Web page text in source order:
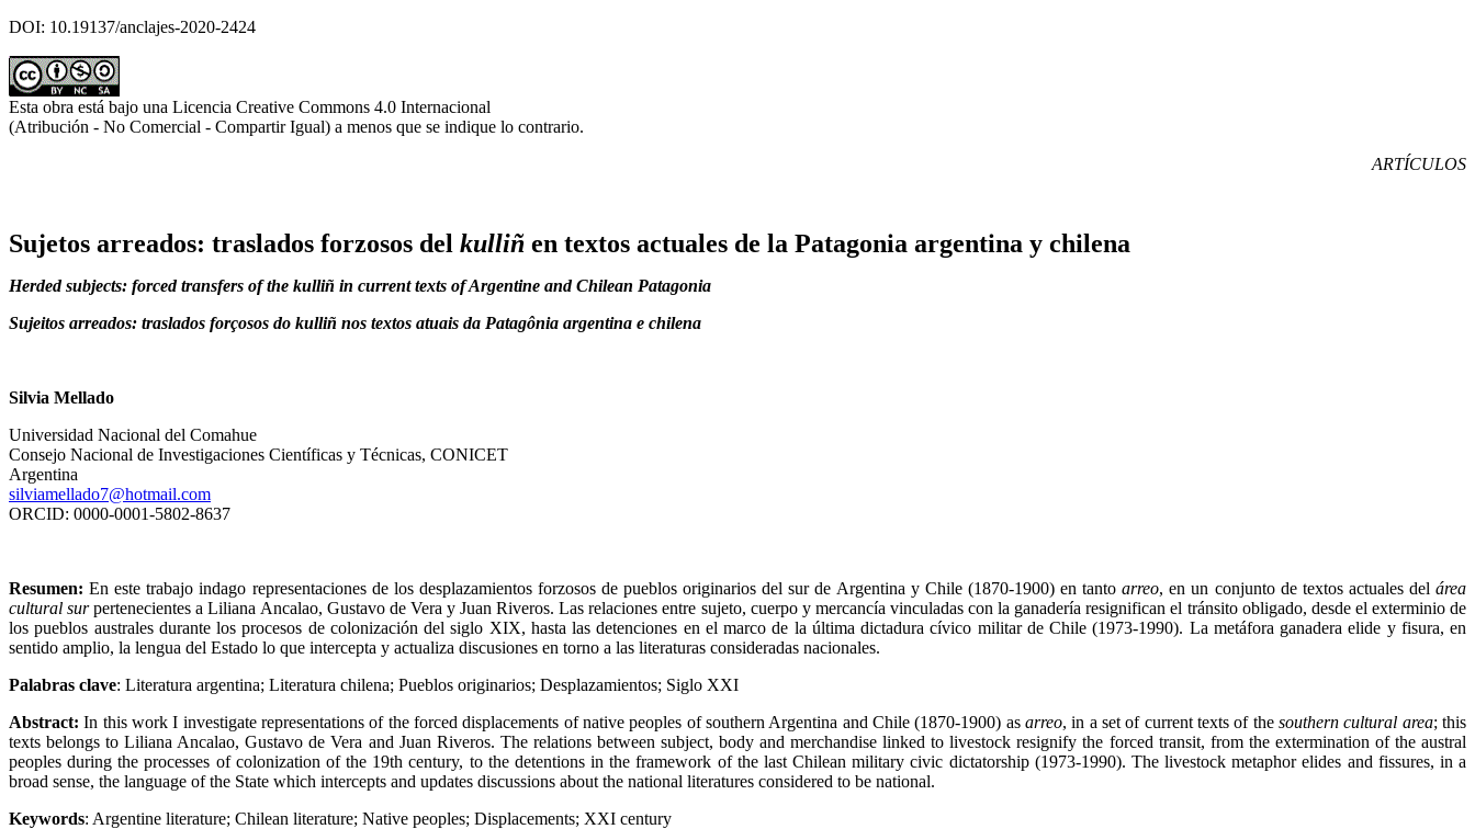
DOI: 10.19137/anclajes-2020-2424
Esta obra está bajo una Licencia Creative Commons 4.0 Internacional
(Atribución - No Comercial - Compartir Igual) a menos que se indique lo contrario.
ARTÍCULOS
Sujetos arreados: traslados forzosos del kulliñ en textos actuales de la Patagonia argentina y chilena
Herded subjects: forced transfers of the kulliñ in current texts of Argentine and Chilean Patagonia
Sujeitos arreados: traslados forçosos do kulliñ nos textos atuais da Patagônia argentina e chilena
Silvia Mellado
Universidad Nacional del Comahue
Consejo Nacional de Investigaciones Científicas y Técnicas, CONICET
Argentina
silviamellado7@hotmail.com
ORCID: 0000-0001-5802-8637
Resumen: En este trabajo indago representaciones de los desplazamientos forzosos de pueblos originarios del sur de Argentina y Chile (1870-1900) en tantoarreo, en un conjunto de textos actuales delárea
cultural surpertenecientes a Liliana Ancalao, Gustavo de Vera y Juan Riveros. Las relaciones entre sujeto, cuerpo y mercancía vinculadas con la ganadería resignifican el tránsito obligado, desde el exterminio de
los pueblos australes durante los procesos de colonización del siglo XIX, hasta las detenciones en el marco de la última dictadura cívico militar de Chile (1973-1990). La metáfora ganadera elide y fisura, en
sentido amplio, la lengua del Estado lo que intercepta y actualiza discusiones en torno a las literaturas consideradas nacionales.
Palabras clave: Literatura argentina; Literatura chilena; Pueblos originarios; Desplazamientos; Siglo XXI
Abstract: In this work I investigate representations of the forced displacements of native peoples of southern Argentina and Chile (1870-1900) as arreo, in a set of current texts of the southern cultural area; this
texts belongs to Liliana Ancalao, Gustavo de Vera and Juan Riveros. The relations between subject, body and merchandise linked to livestock resignify the forced transit, from the extermination of the austral
peoples during the processes of colonization of the 19th century, to the detentions in the framework of the last Chilean military civic dictatorship (1973-1990). The livestock metaphor elides and fissures, in a
broad sense, the language of the State which intercepts and updates discussions about the national literatures considered to be national.
Keywords: Argentine literature; Chilean literature; Native peoples; Displacements; XXI century